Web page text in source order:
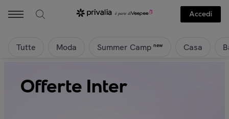
Accedi
Tutte Moda Summer Camp new Casa
Offerte Inter